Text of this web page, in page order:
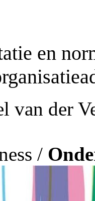
en
van der
/